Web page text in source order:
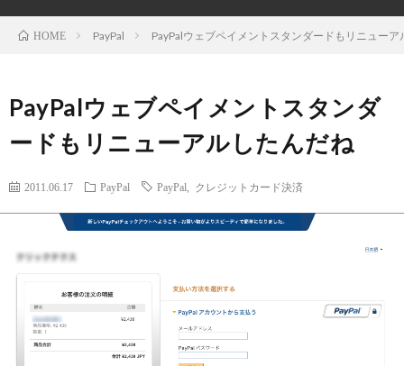
ブ
グ
HOME PayPal PayPalウェブペイメントスタンダードもリニューア
PayPalウェブペイメントスタンダ
ードもリニューアルしたんだね
2011.06.17 PayPal PayPal クレジットカード決済